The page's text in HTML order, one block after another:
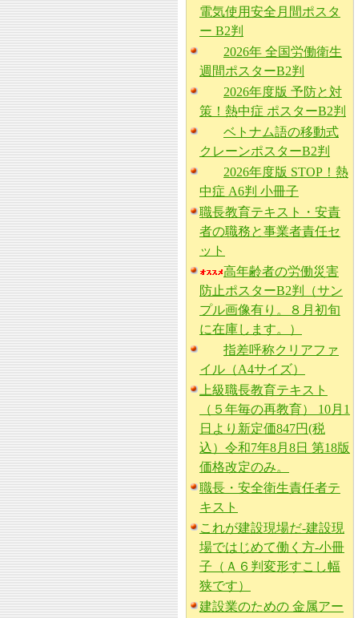
電気使用安全月間ポスタ
ー B2判
2026年 全国労働衛生
週間ポスターB2判
2026年度版 予防と対
策！熱中症 ポスターB2判
ベトナム語の移動式
クレーンポスターB2判
2026年度版 STOP！熱
中症 A6判 小冊子
職長教育テキスト・安責
者の職務と事業者責任セ
ット
高年齢者の労働災害
防止ポスターB2判（サン
プル画像有り。８月初旬
に在庫します。）
指差呼称クリアファ
イル（A4サイズ）
上級職長教育テキスト
（５年毎の再教育） 10月1
日より新定価847円(税
込）令和7年8月8日 第18版
価格改定のみ。
職長・安全衛生責任者テ
キスト
これが建設現場だ-建設現
場ではじめて働く方-小冊
子（Ａ６判変形すこし幅
狭です）
建設業のための 金属アー